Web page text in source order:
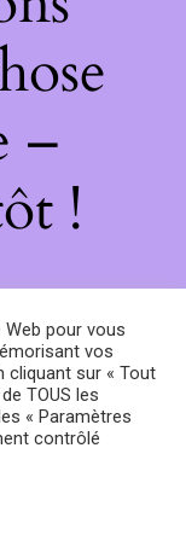
–
!
pour vous
vos
cliquant sur « Tout
TOUS les
« Paramètres
contrôlé